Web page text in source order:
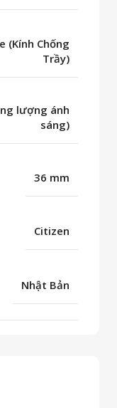
(Kính Chống
Trầy)
lượng ánh
sáng)
36 mm
Citizen
Nhật Bản